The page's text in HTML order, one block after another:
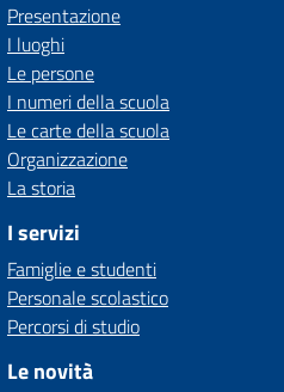
Presentazione
I luoghi
Le persone
I numeri della scuola
Le carte della scuola
Organizzazione
La storia
I servizi
Famiglie e studenti
Personale scolastico
Percorsi di studio
Le novità